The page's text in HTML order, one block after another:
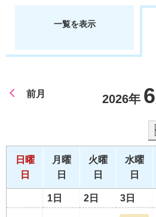
一覧を表示
前月 2026年 6
日曜
日
月曜
日
火曜
日
水曜
日
1日 2日 3日